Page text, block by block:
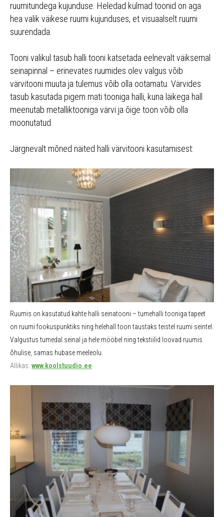
ruumitundega kujunduse. Heledad külmad toonid on aga
hea valik väikese ruumi kujunduses, et visuaalselt ruumi
suurendada.
Tooni valikul tasub halli tooni katsetada eelnevalt väiksemal
seinapinnal – erinevates ruumides olev valgus võib
värvitooni muuta ja tulemus võib olla ootamatu. Värvides
tasub kasutada pigem mati tooniga halli, kuna läikega hall
meenutab metalliktooniga värvi ja õige toon võib olla
moonutatud.
Järgnevalt mõned näited halli värvitooni kasutamisest:
Ruumis on kasutatud kahte halli seinatooni – tumehalli tooniga tapeet
on ruumi fookuspunktiks ning helehall toon taustaks teistel ruumi seintel.
Valgustus tumedal seinal ja hele mööbel ning tekstiilid loovad ruumis
õhulise, samas hubase meeleolu.
Allikas: www.koolstuudio.ee